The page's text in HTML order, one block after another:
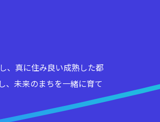
、真に住み良い成熟した都
、未来のまちを一緒に育て